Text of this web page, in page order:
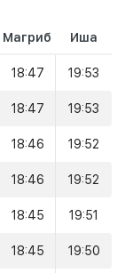
Магриб Иша
18:47 19:53
18:47 19:53
18:46 19:52
18:46 19:52
18:45 19:51
18:45 19:50